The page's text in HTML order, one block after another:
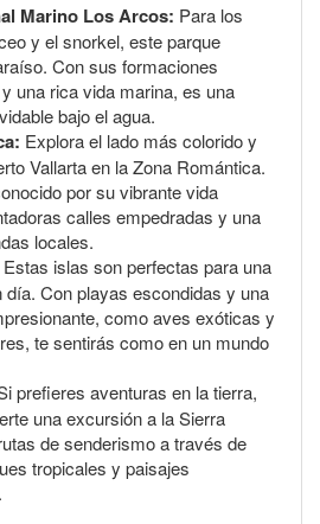
Marino Los Arcos: Para los
y el snorkel, este parque
Con sus formaciones
una rica vida marina, es una
bajo el agua.
Explora el lado más colorido y
Vallarta en la Zona Romántica.
por su vibrante vida
calles empedradas y una
locales.
Estas islas son perfectas para una
día. Con playas escondidas y una
como aves exóticas y
te sentirás como en un mundo
prefieres aventuras en la tierra,
una excursión a la Sierra
de senderismo a través de
tropicales y paisajes